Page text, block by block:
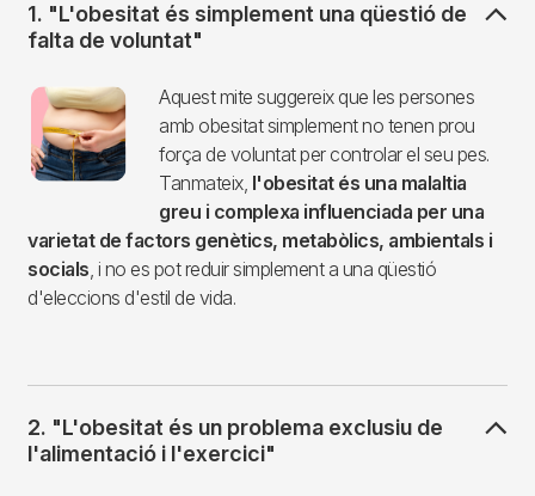
1. "L'obesitat és simplement una qüestió de
falta de voluntat"
Imagen
Aquest mite suggereix que les persones
amb obesitat simplement no tenen prou
força de voluntat per controlar el seu pes.
Tanmateix, l'obesitat és una malaltia
greu i complexa influenciada per una
varietat de factors genètics, metabòlics, ambientals i
socials, i no es pot reduir simplement a una qüestió
d'eleccions d'estil de vida.
2. "L'obesitat és un problema exclusiu de
l'alimentació i l'exercici"